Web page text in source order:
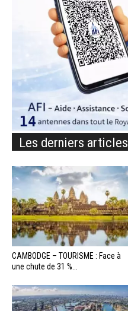
Les derniers articles
CAMBODGE – TOURISME : Face à
une chute de 31 %...